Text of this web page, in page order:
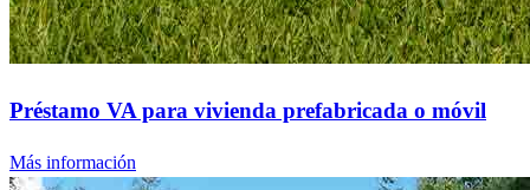
Préstamo VA para vivienda prefabricada o móvil
Más información